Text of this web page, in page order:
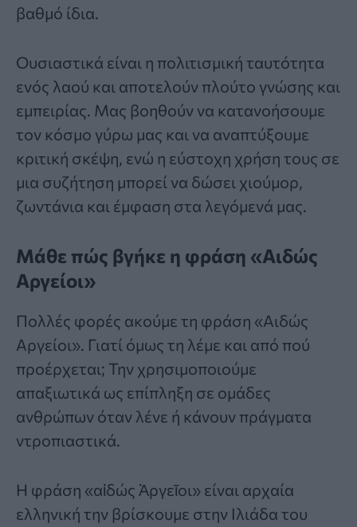
βαθμό ίδια.
Ουσιαστικά είναι η πολιτισμική ταυτότητα
ενός λαού και αποτελούν πλούτο γνώσης και
εμπειρίας. Μας βοηθούν να κατανοήσουμε
τον κόσμο γύρω μας και να αναπτύξουμε
κριτική σκέψη, ενώ η εύστοχη χρήση τους σε
μια συζήτηση μπορεί να δώσει χιούμορ,
ζωντάνια και έμφαση στα λεγόμενά μας.
Μάθε πώς βγήκε η φράση «Αιδώς
Αργείοι»
Πολλές φορές ακούμε τη φράση «Αιδώς
Αργείοι». Γιατί όμως τη λέμε και από πού
προέρχεται; Την χρησιμοποιούμε
απαξιωτικά ως επίπληξη σε ομάδες
ανθρώπων όταν λένε ή κάνουν πράγματα
ντροπιαστικά.
Η φράση «αἰδώς Ἀργεῖοι» είναι αρχαία
ελληνική την βρίσκουμε στην Ιλιάδα του